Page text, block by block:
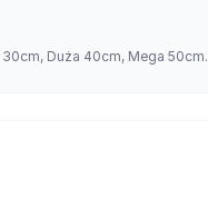
Duża 40cm, Mega 50cm.